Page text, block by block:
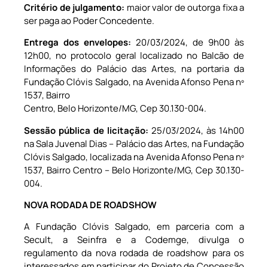
Critério de julgamento: maior valor de outorga fixa a
ser paga ao Poder Concedente.
Entrega dos envelopes: 20/03/2024, de 9h00 às
12h00, no protocolo geral localizado no Balcão de
Informações do Palácio das Artes, na portaria da
Fundação Clóvis Salgado, na Avenida Afonso Pena nº
1537, Bairro
Centro, Belo Horizonte/MG, Cep 30.130-004.
Sessão pública de licitação: 25/03/2024, às 14h00
na Sala Juvenal Dias – Palácio das Artes, na Fundação
Clóvis Salgado, localizada na Avenida Afonso Pena nº
1537, Bairro Centro – Belo Horizonte/MG, Cep 30.130-
004.
NOVA RODADA DE ROADSHOW
A Fundação Clóvis Salgado, em parceria com a
Secult, a Seinfra e a Codemge, divulga o
regulamento da nova rodada de roadshow para os